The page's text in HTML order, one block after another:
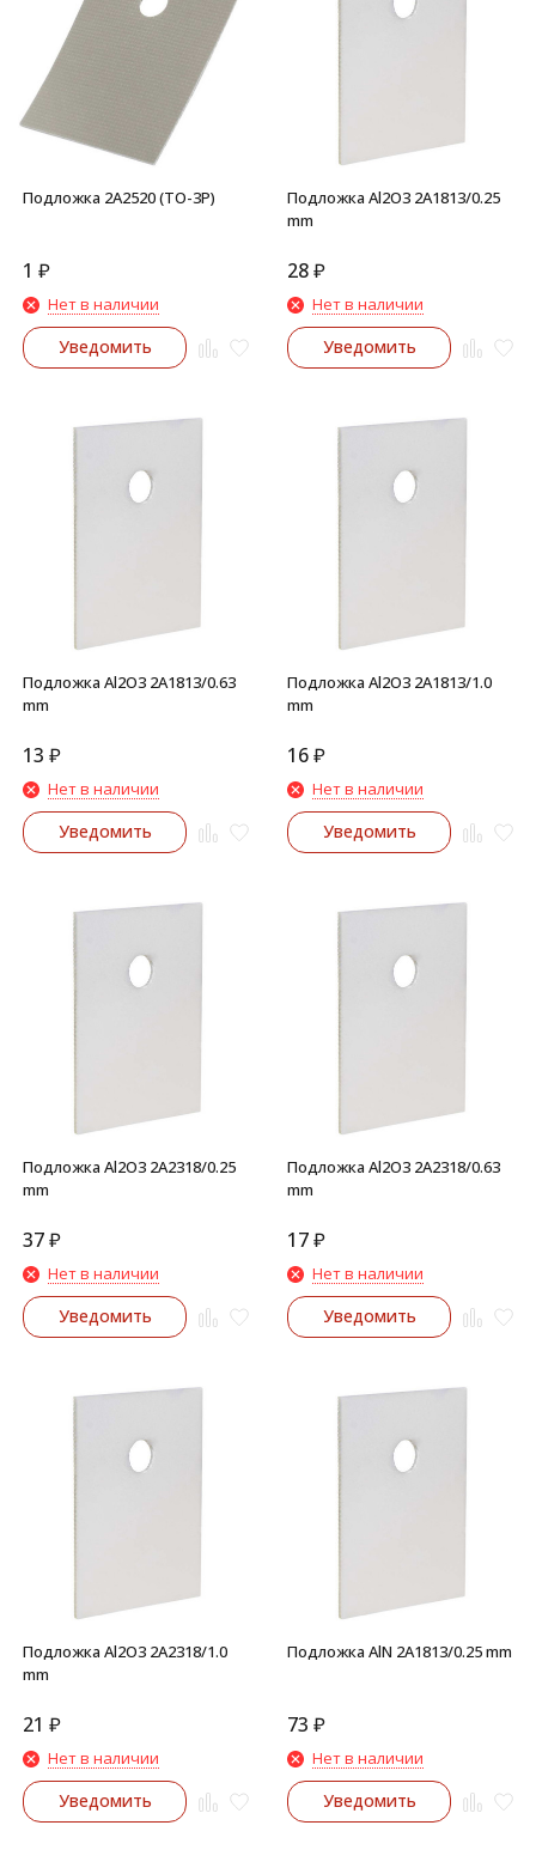
Подложка 2A2520 (ТО-3Р)
1 ₽
Нет в наличии
Уведомить
Подложка Al2O3 2A1813/0.25
mm
28₽
Нет в наличии
Уведомить
Подложка Al2O3 2A1813/0.63
mm
13 ₽
Нет в наличии
Уведомить
Подложка Al2O3 2A1813/1.0
mm
16₽
Нет в наличии
Уведомить
Подложка Al2O3 2A2318/0.25
mm
37₽
Нет в наличии
Уведомить
Подложка Al2O3 2A2318/0.63
mm
17₽
Нет в наличии
Уведомить
Подложка Al2O3 2A2318/1.0
mm
21 ₽
Нет в наличии
Уведомить
Подложка AlN 2A1813/0.25 mm
73 ₽
Нет в наличии
Уведомить